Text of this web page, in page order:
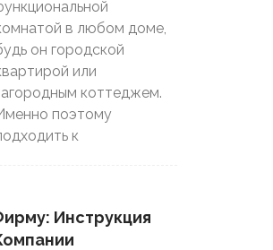
В Свердловской Области
в любом доме,
он городской
или
коттеджем.
поэтому
к
Инструкция